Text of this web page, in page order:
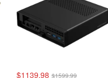
$1139.98 $1599.99